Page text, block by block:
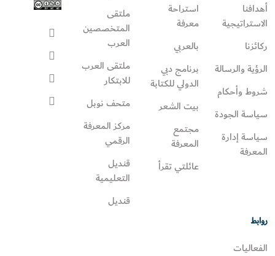
أهدافنا
الاستراتيجية
ركائزنا
الرؤية والرسالة
شروط وأحكام
سياسة الجودة
سياسة إدارة
المعرفة
استراحة
معرفة
بالعربي
برنامج دبي
الدولي للكتابة
بيت الشعر
مجتمع
المعرفة
عائلتي تقرأ‎
ملتقى
المتخصصين
العرب
ملتقى العرب
للابتكار
متحف نوبل
مركز المعرفة
الرقمي
قنديل
التعليمية
قنديل
روابط
الفعاليات